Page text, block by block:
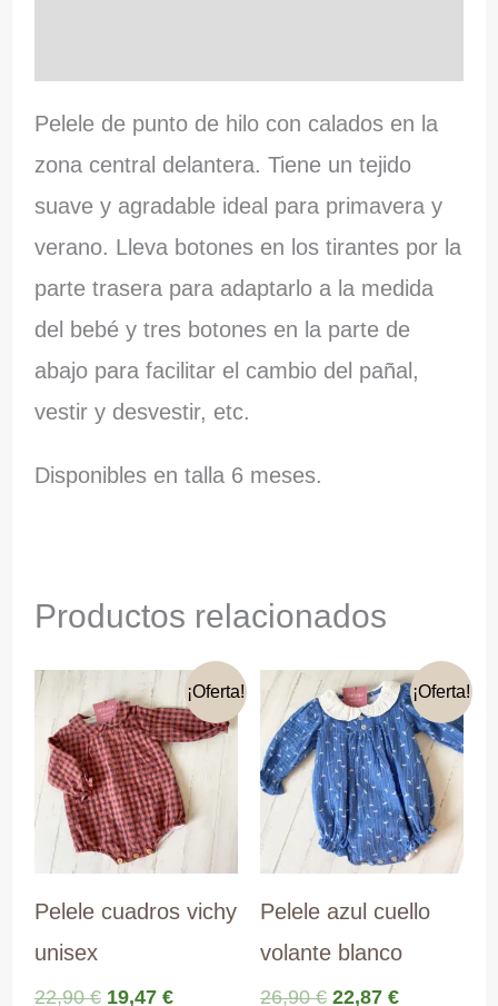
Pelele de punto de hilo con calados en la
zona central delantera. Tiene un tejido
suave y agradable ideal para primavera y
verano. Lleva botones en los tirantes por la
parte trasera para adaptarlo a la medida
del bebé y tres botones en la parte de
abajo para facilitar el cambio del pañal,
vestir y desvestir, etc.
Disponibles en talla 6 meses.
Productos relacionados
¡Oferta!
Pelele cuadros vichy
unisex
22,90€ El
19,47 €El
¡Oferta!
Pelele azul cuello
volante blanco
26,90€ El
22,87 €El